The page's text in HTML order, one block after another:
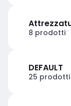
8 prodotti
DEFAULT
25 prodotti